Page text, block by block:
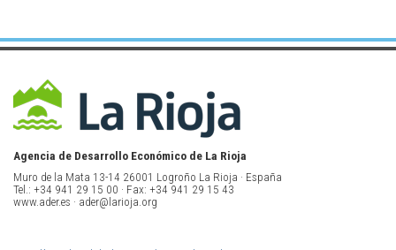
Agencia de Desarrollo Económico de La Rioja
Muro de la Mata 13-14 26001 Logroño La Rioja · España
Tel.: +34 941 29 15 00 · Fax: +34 941 29 15 43
www.ader.es · ader@larioja.org